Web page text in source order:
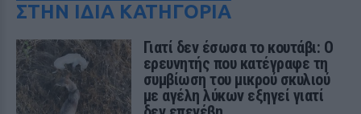
ΣΤΗΝ ΙΔΙΑ ΚΑΤΗΓΟΡΙΑ
Γιατί δεν έσωσα το κουτάβι: Ο
ερευνητής που κατέγραφε τη
συμβίωση του μικρού σκυλιού
με αγέλη λύκων εξηγεί γιατί